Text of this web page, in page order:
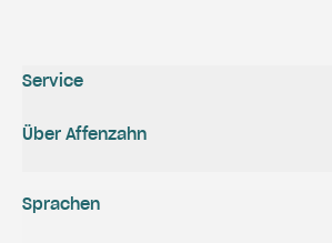
Service
Über Affenzahn
Sprachen